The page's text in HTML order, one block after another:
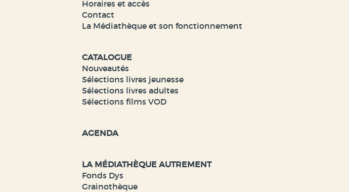
Horaires et accès
Contact
La Médiathèque et son fonctionnement
CATALOGUE
Nouveautés
Sélections livres jeunesse
Sélections livres adultes
Sélections films VOD
AGENDA
LA MÉDIATHÈQUE AUTREMENT
Fonds Dys
Grainothèque